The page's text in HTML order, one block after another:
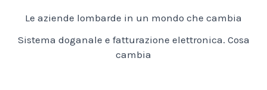
Le aziende lombarde in un mondo che cambia
Sistema doganale e fatturazione elettronica. Cosa
cambia